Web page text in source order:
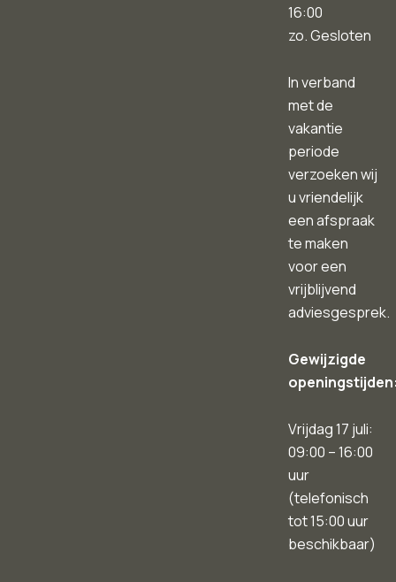
16:00
zo. Gesloten
In verband
met de
vakantie
periode
verzoeken wij
u vriendelijk
een afspraak
te maken
voor een
vrijblijvend
adviesgesprek.
Gewijzigde
Vrijdag 17 juli:
09:00 – 16:00
uur
(telefonisch
tot 15:00 uur
beschikbaar)